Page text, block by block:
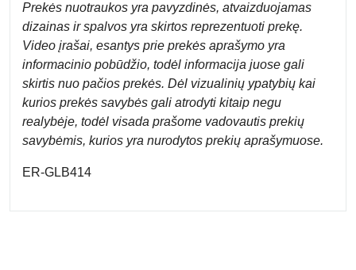
Prekės nuotraukos yra pavyzdinės, atvaizduojamas
dizainas ir spalvos yra skirtos reprezentuoti prekę.
Video įrašai, esantys prie prekės aprašymo yra
informacinio pobūdžio, todėl informacija juose gali
skirtis nuo pačios prekės. Dėl vizualinių ypatybių kai
kurios prekės savybės gali atrodyti kitaip negu
realybėje, todėl visada prašome vadovautis prekių
savybėmis, kurios yra nurodytos prekių aprašymuose.
ER-GLB414